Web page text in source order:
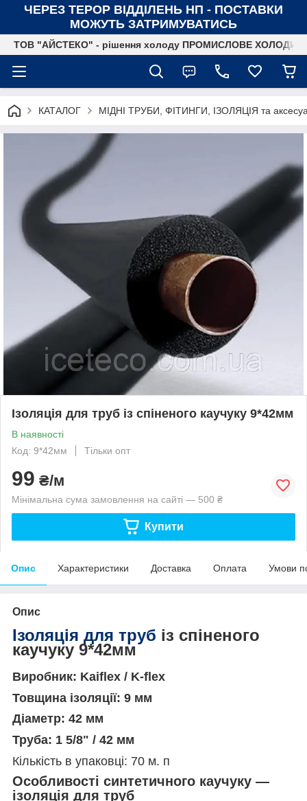
ЧЕРЕЗ ТЕРОР ВІДДІЛЕНЬ НП - ПОСТАВКИ
МОЖУТЬ ЗАТРИМУВАТИСЬ
ТОВ "АЙСТЕКО" - рішення холоду ПРОМИСЛОВЕ
КАТАЛОГ МІДНІ ТРУБИ, ФІТИНГИ, ІЗОЛЯЦІЯ та
Ізоляція для труб із спіненого каучуку 9*42мм
В наявності
Код: 9*42мм
Тільки опт
99 ₴/м
Мінімальна сума замовлення на сайті — 500 ₴
Купити
Опис Характеристики Доставка Оплата Умови
Опис
Ізоляція для труб із спіненого
каучуку 9*42мм
Виробник: Kaiflex / K-flex
Товщина ізоляції: 9 мм
Діаметр: 42 мм
Труба: 1 5/8" / 42 мм
Кількість в упаковці: 70 м. п
Особливості синтетичного каучуку —
ізоляція для труб